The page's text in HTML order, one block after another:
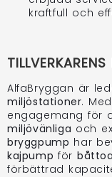
kraftfull och
AlfaBryggan är
miljöstationer.
engagemang för
miljövänliga och
bryggpump har
kajpump för
förbättrad